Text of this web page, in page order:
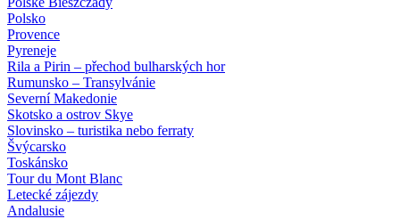
Polsko
Provence
Pyreneje
Rila a Pirin – přechod bulharských hor
Rumunsko – Transylvánie
Severní Makedonie
Skotsko a ostrov Skye
Slovinsko – turistika nebo ferraty
Švýcarsko
Toskánsko
Tour du Mont Blanc
Letecké zájezdy
Andalusie